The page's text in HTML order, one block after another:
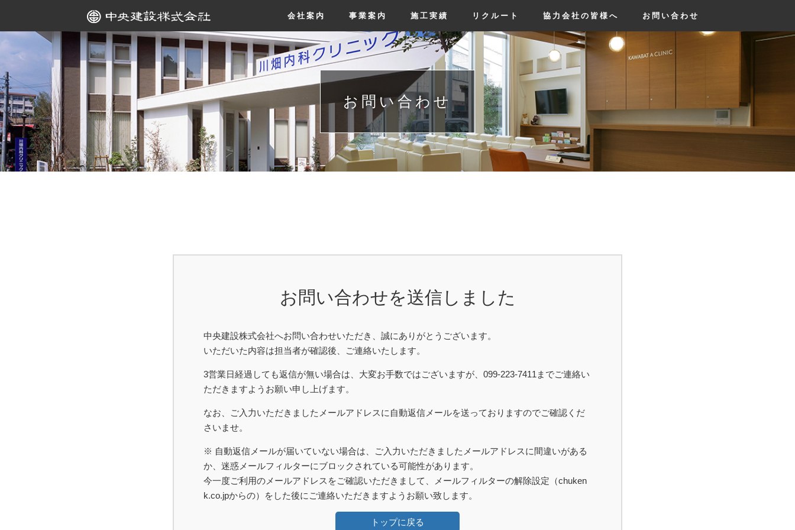
会社案内 事業案内 施工実績 リクルート 協力会社の皆様へ お問い合わせ
お問い合わせ
お問い合わせを送信しました
中央建設株式会社へお問い合わせいただき、誠にありがとうございます。
いただいた内容は担当者が確認後、ご連絡いたします。
3営業日経過しても返信が無い場合は、大変お手数ではございますが、099-223-7411までご連絡い
ただきますようお願い申し上げます。
なお、ご入力いただきましたメールアドレスに自動返信メールを送っておりますのでご確認くだ
さいませ。
※ 自動返信メールが届いていない場合は、ご入力いただきましたメールアドレスに間違いがある
か、迷惑メールフィルターにブロックされている可能性があります。
今一度ご利用のメールアドレスをご確認いただきまして、メールフィルターの解除設定（chuken
k.co.jpからの）をした後にご連絡いただきますようお願い致します。
トップに戻る